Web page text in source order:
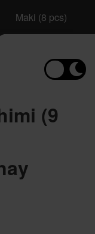
Maki (8 pcs)
(9